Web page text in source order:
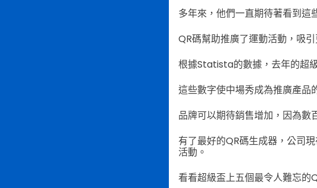
多年來，他們一直期待著看到這
QR碼幫助推廣了運動活動，吸引
根據Statista的數據，去年的超
這些數字使中場秀成為推廣產品
品牌可以期待銷售增加，因為數
有了最好的QR碼生成器，公司
活動。
看看超級盃上五個最令人難忘的